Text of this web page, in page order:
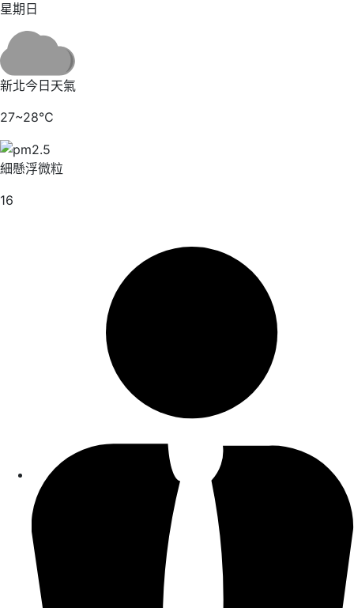
星期日
新北今日天氣
27~28℃
細懸浮微粒
16